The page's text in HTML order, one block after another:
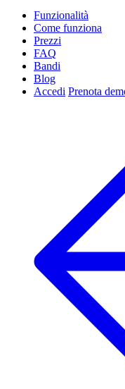
Funzionalità
Come funziona
Prezzi
FAQ
Bandi
Blog
Accedi Prenota